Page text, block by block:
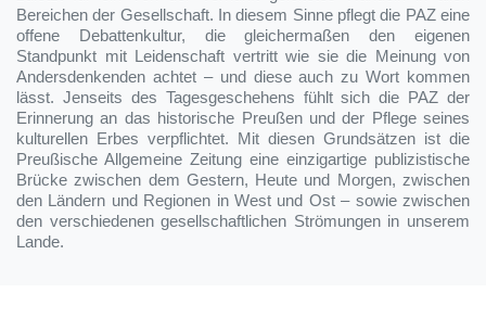
Bereichen der Gesellschaft. In diesem Sinne pflegt die PAZ eine
offene Debattenkultur, die gleichermaßen den eigenen
Standpunkt mit Leidenschaft vertritt wie sie die Meinung von
Andersdenkenden achtet – und diese auch zu Wort kommen
lässt. Jenseits des Tagesgeschehens fühlt sich die PAZ der
Erinnerung an das historische Preußen und der Pflege seines
kulturellen Erbes verpflichtet. Mit diesen Grundsätzen ist die
Preußische Allgemeine Zeitung eine einzigartige publizistische
Brücke zwischen dem Gestern, Heute und Morgen, zwischen
den Ländern und Regionen in West und Ost – sowie zwischen
den verschiedenen gesellschaftlichen Strömungen in unserem
Lande.